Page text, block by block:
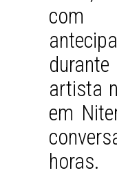
com
artista
em
horas.